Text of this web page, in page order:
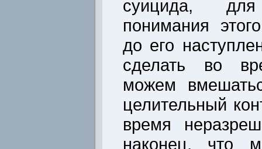
суицида,
понимания
до его
сделать во
можем
целительный
время
наконец, что